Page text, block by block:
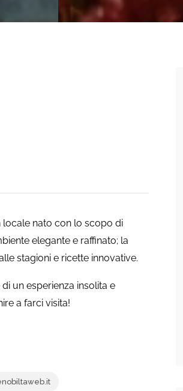
locale nato con lo scopo di
elegante e raffinato; la
stagioni e ricette innovative.
un esperienza insolita e
a farci visita!